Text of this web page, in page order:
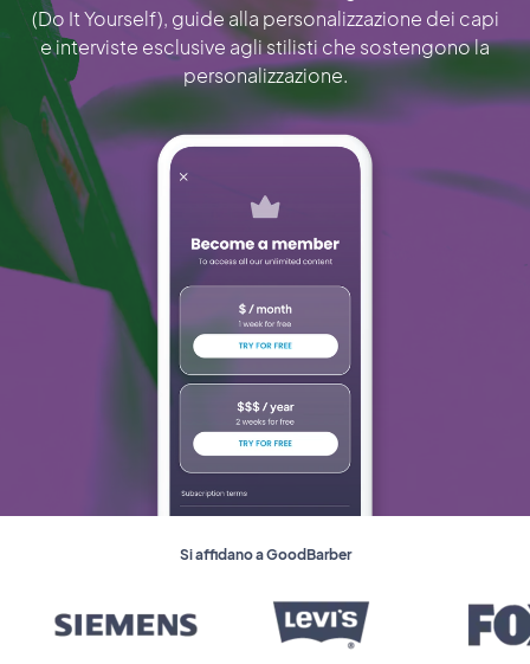
(Do It Yourself), guide alla personalizzazione dei capi
e interviste esclusive agli stilisti che sostengono la
personalizzazione.
Si affidano a GoodBarber